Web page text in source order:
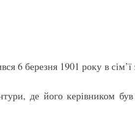
6 березня 1901 року в
де його керівником